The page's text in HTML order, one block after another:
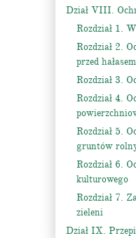
Dział VIII.
Rozdział 1.
Rozdział 2.
przed
Rozdział 3.
Rozdział 4.
Rozdział 5.
gruntów
Rozdział 6.
kulturowego
Rozdział 7.
zieleni
Dział IX.